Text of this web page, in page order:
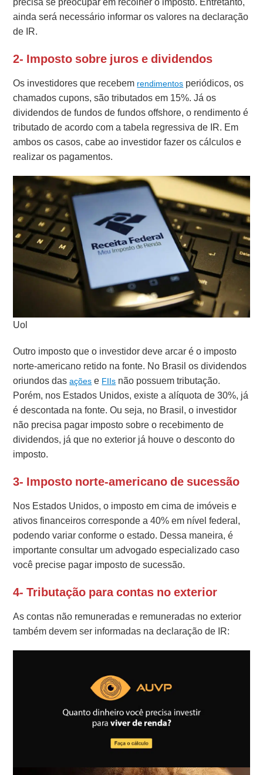
ainda será necessário informar os valores na declaração
de IR.
2- Imposto sobre juros e dividendos
Os investidores que recebem rendimentos periódicos, os
chamados cupons, são tributados em 15%. Já os
dividendos de fundos de fundos offshore, o rendimento é
tributado de acordo com a tabela regressiva de IR. Em
ambos os casos, cabe ao investidor fazer os cálculos e
realizar os pagamentos.
Uol
Outro imposto que o investidor deve arcar é o imposto
norte-americano retido na fonte. No Brasil os dividendos
oriundos dasações e FIIs não possuem tributação.
Porém, nos Estados Unidos, existe a alíquota de 30%, já
é descontada na fonte. Ou seja, no Brasil, o investidor
não precisa pagar imposto sobre o recebimento de
dividendos, já que no exterior já houve o desconto do
imposto.
3- Imposto norte-americano de sucessão
Nos Estados Unidos, o imposto em cima de imóveis e
ativos financeiros corresponde a 40% em nível federal,
podendo variar conforme o estado. Dessa maneira, é
importante consultar um advogado especializado caso
você precise pagar imposto de sucessão.
4- Tributação para contas no exterior
As contas não remuneradas e remuneradas no exterior
também devem ser informadas na declaração de IR: